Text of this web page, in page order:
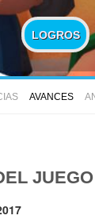
LOGROS
AVANCES
JUEGO